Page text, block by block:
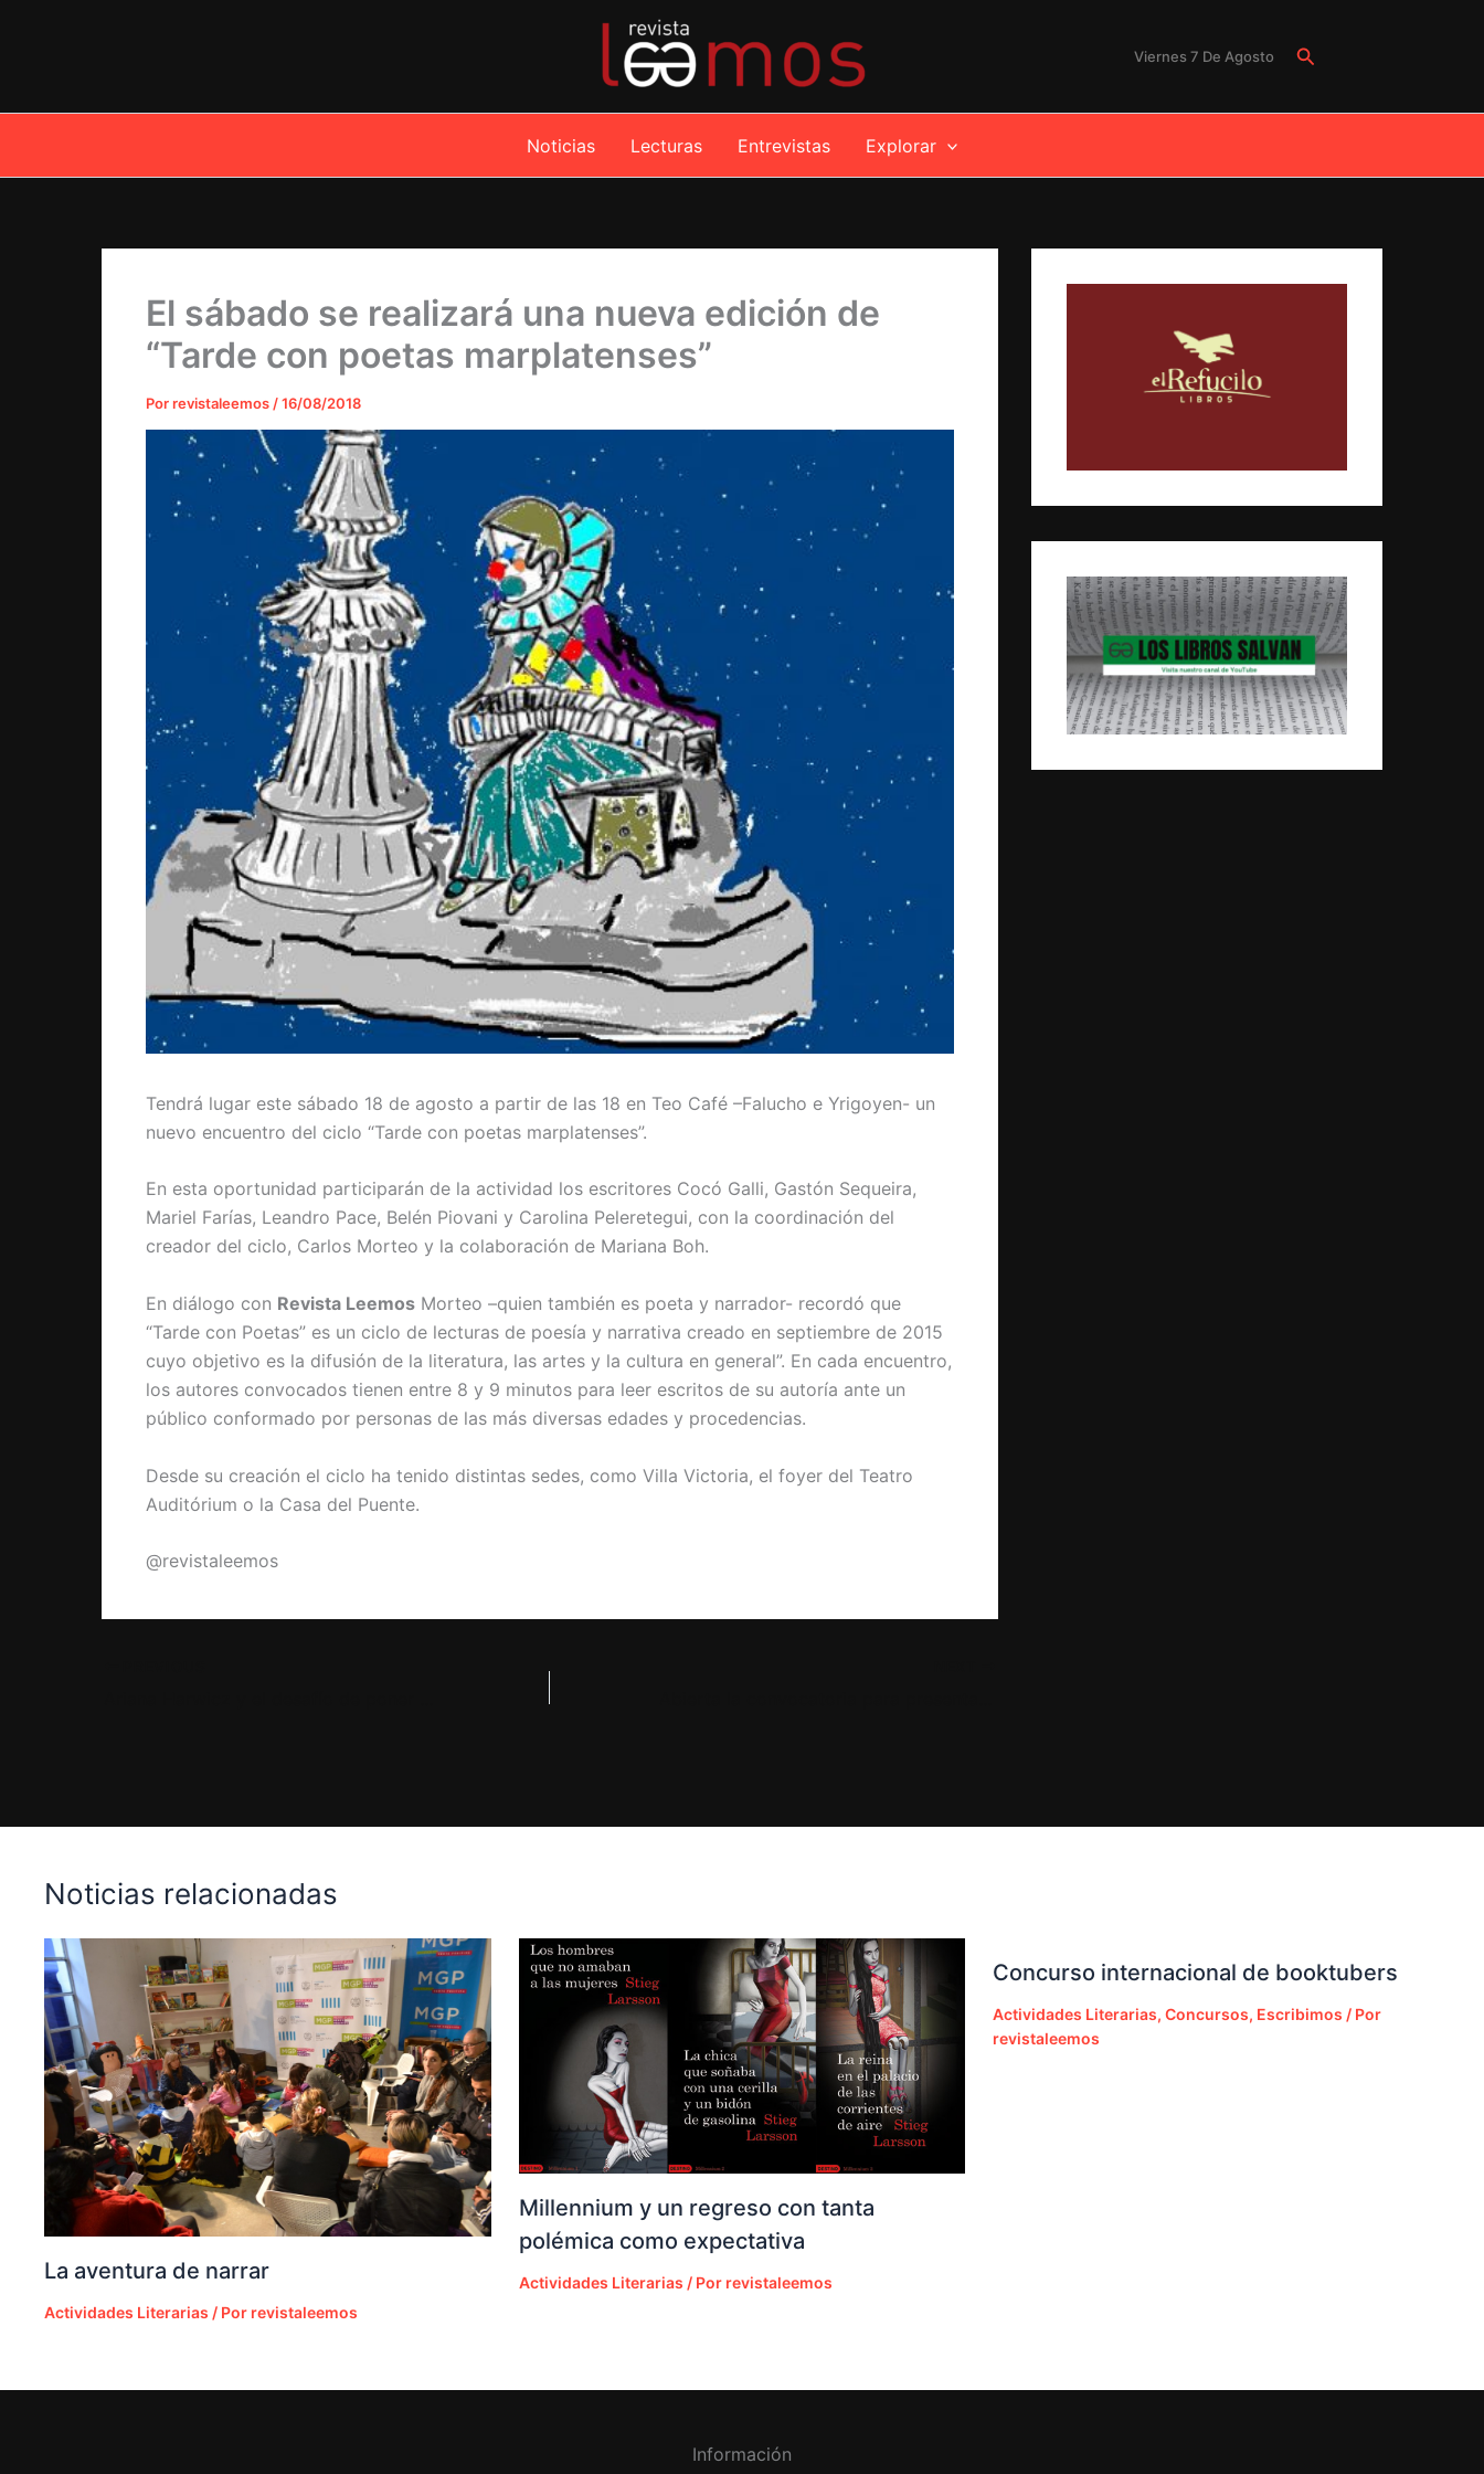
Viernes 7 De Agosto Buscar
Noticias Lecturas Entrevistas Explorar
El sábado se realizará una nueva edición de
“Tarde con poetas marplatenses”
Porrevistaleemos /16/08/2018
Tendrá lugar este sábado 18 de agosto a partir de las 18 en Teo Café –Falucho e Yrigoyen- un
nuevo encuentro del ciclo “Tarde con poetas marplatenses”.
En esta oportunidad participarán de la actividad los escritores Cocó Galli, Gastón Sequeira,
Mariel Farías, Leandro Pace, Belén Piovani y Carolina Peleretegui, con la coordinación del
creador del ciclo, Carlos Morteo y la colaboración de Mariana Boh.
En diálogo con Revista Leemos Morteo –quien también es poeta y narrador- recordó que
“Tarde con Poetas” es un ciclo de lecturas de poesía y narrativa creado en septiembre de 2015
cuyo objetivo es la difusión de la literatura, las artes y la cultura en general”. En cada encuentro,
los autores convocados tienen entre 8 y 9 minutos para leer escritos de su autoría ante un
público conformado por personas de las más diversas edades y procedencias.
Desde su creación el ciclo ha tenido distintas sedes, como Villa Victoria, el foyer del Teatro
Auditórium o la Casa del Puente.
@revistaleemos
Noticias relacionadas
La aventura de narrar
Actividades Literarias / Por revistaleemos
Millennium y un regreso con tanta
polémica como expectativa
Actividades Literarias / Por revistaleemos
Concurso internacional de booktubers
Actividades Literarias,Concursos, Escribimos / Por
revistaleemos
Información